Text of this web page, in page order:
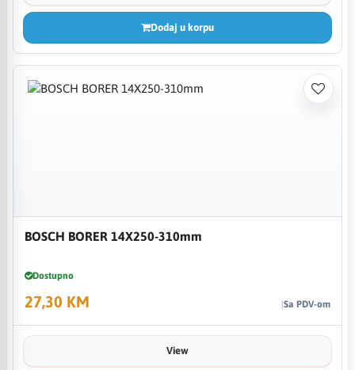
Dodaj u korpu
BOSCH BORER 14X250-310mm
Dostupno
27,30 KM Sa PDV-om
View